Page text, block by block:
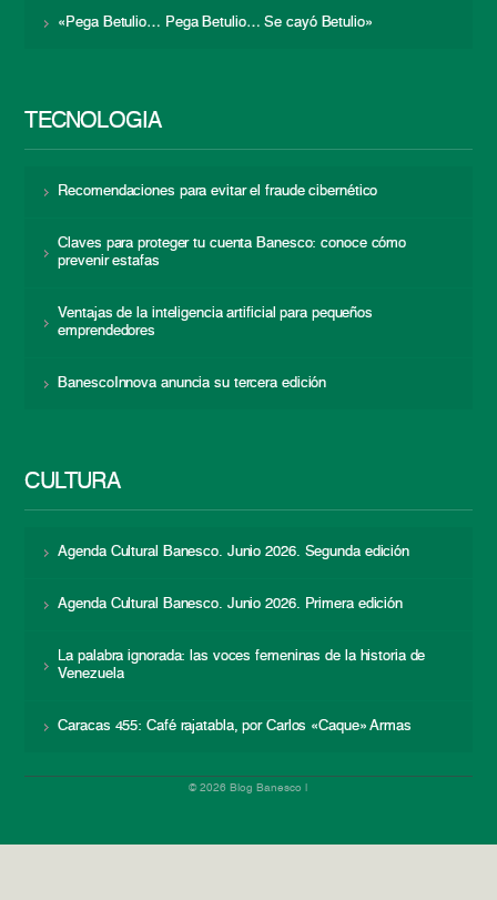
«Pega Betulio… Pega Betulio… Se cayó Betulio»
TECNOLOGÍA
Recomendaciones para evitar el fraude cibernético
Claves para proteger tu cuenta Banesco: conoce cómo
prevenir estafas
Ventajas de la inteligencia artificial para pequeños
emprendedores
BanescoInnova anuncia su tercera edición
CULTURA
Agenda Cultural Banesco. Junio 2026. Segunda edición
Agenda Cultural Banesco. Junio 2026. Primera edición
La palabra ignorada: las voces femeninas de la historia de
Venezuela
Caracas 455: Café rajatabla, por Carlos «Caque» Armas
© 2026 Blog Banesco |